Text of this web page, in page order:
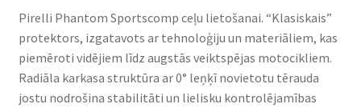
Pirelli Phantom Sportscomp ceļu lietošanai. “Klasiskais”
protektors, izgatavots ar tehnoloģiju un materiāliem, kas
piemēroti vidējiem līdz augstās veiktspējas motocikliem.
Radiāla karkasa struktūra ar 0° leņķī novietotu tērauda
jostu nodrošina stabilitāti un lielisku kontrolējamības